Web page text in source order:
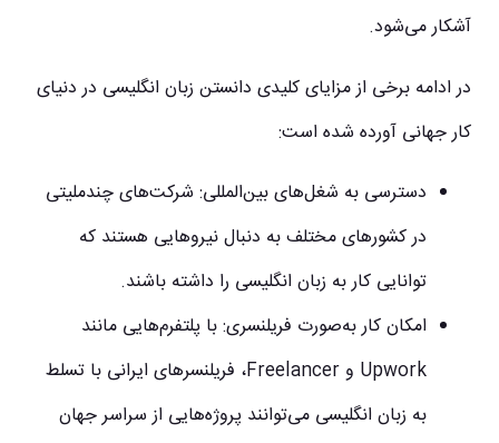
آشکار می‌شود.
در ادامه برخی از مزایای کلیدی دانستن زبان انگلیسی در دنیای
کار جهانی آورده شده است:
دسترسی به شغل‌های بین‌المللی: شرکت‌های چندملیتی
در کشورهای مختلف به دنبال نیروهایی هستند که
توانایی کار به زبان انگلیسی را داشته باشند.
امکان کار به‌صورت فریلنسری:با پلتفرم‌هایی مانند
Upwork و Freelancer، فریلنسرهای ایرانی با تسلط
به زبان انگلیسی می‌توانند پروژه‌هایی از سراسر جهان